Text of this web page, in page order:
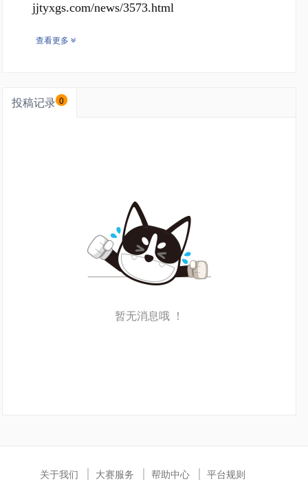
jjtyxgs.com/news/3573.html
查看更多
投稿记录 0
暂无消息哦 ！
关于我们 大赛服务 帮助中心 平台规则